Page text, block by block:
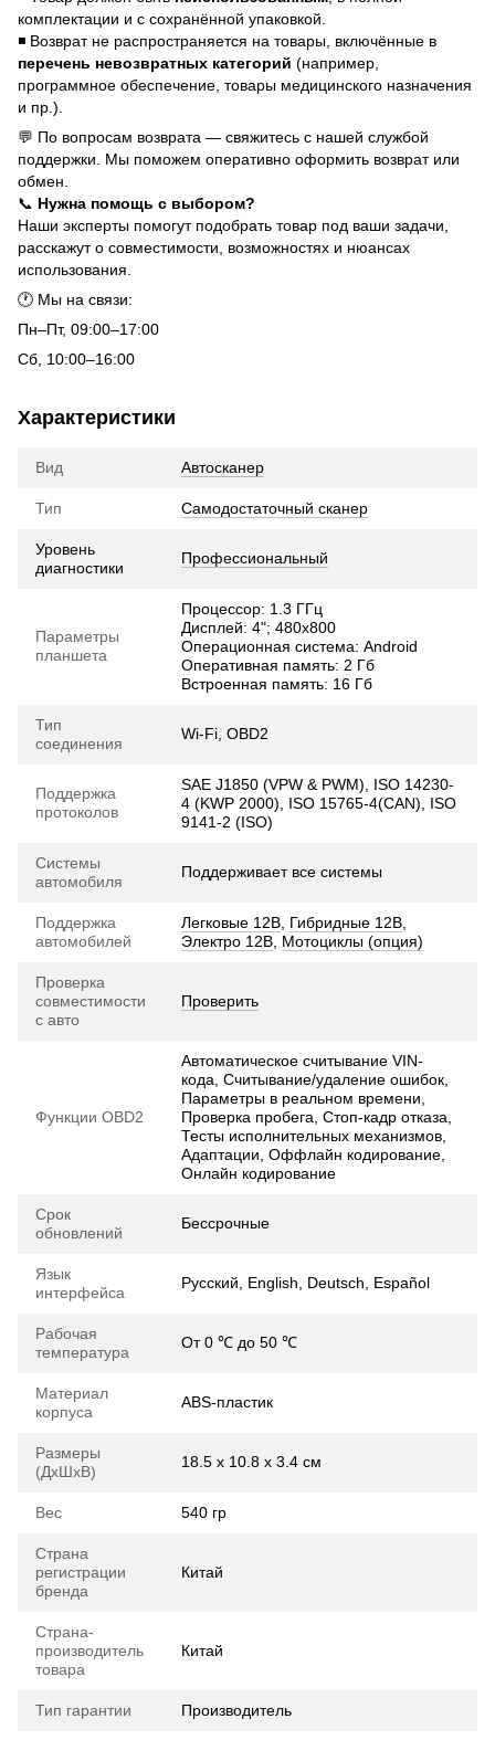
комплектации и с сохранённой упаковкой.
◾ Возврат не распространяется на товары, включённые в
перечень невозвратных категорий (например,
программное обеспечение, товары медицинского назначения
и пр.).
💬 По вопросам возврата — свяжитесь с нашей службой
поддержки. Мы поможем оперативно оформить возврат или
обмен.
📞 Нужна помощь с выбором?
Наши эксперты помогут подобрать товар под ваши задачи,
расскажут о совместимости, возможностях и нюансах
использования.
🕐 Мы на связи:
Пн–Пт, 09:00–17:00
Сб, 10:00–16:00
Характеристики
Вид Автосканер
Тип Самодостаточный сканер
Уровень
диагностики
Профессиональный
Параметры
планшета
Процессор: 1.3 ГГц
Дисплей: 4"; 480х800
Операционная система: Android
Оперативная память: 2 Гб
Встроенная память: 16 Гб
Тип
соединения
Wi-Fi, OBD2
Поддержка
протоколов
SAE J1850 (VPW & PWM), ISO 14230-
4 (KWP 2000), ISO 15765-4(CAN), ISO
9141-2 (ISO)
Системы
автомобиля
Поддерживает все системы
Поддержка
автомобилей
Легковые 12В Гибридные 12В
Электро 12В Мотоциклы (опция)
Проверка
совместимости
с авто
Проверить
Функции OBD2
Автоматическое считывание VIN-
кода, Считывание/удаление ошибок,
Параметры в реальном времени,
Проверка пробега, Стоп-кадр отказа,
Тесты исполнительных механизмов,
Адаптации, Оффлайн кодирование,
Онлайн кодирование
Срок
обновлений
Бессрочные
Язык
интерфейса
Русский, English, Deutsch, Español
Рабочая
температура
От 0 ℃ до 50 ℃
Материал
корпуса
ABS-пластик
Размеры
(ДхШхВ)
18.5 х 10.8 х 3.4 см
Вес 540 гр
Страна
регистрации
бренда
Китай
Страна-
производитель
товара
Китай
Тип гарантии Производитель